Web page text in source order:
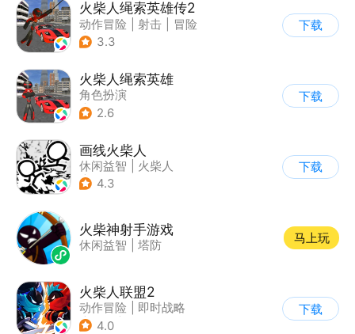
火柴人绳索英雄传2
动作冒险 射击
冒险
| 开放世界
3.3
下载
火柴人绳索英雄
角色扮演
| 第三人称射击
2.6
下载
画线火柴人
休闲益智
火柴人
| DIY
4.3
下载
火柴神射手游戏
休闲益智 塔防
马上玩
火柴人联盟2
动作冒险
即时战略
| 冒险
4.0
下载